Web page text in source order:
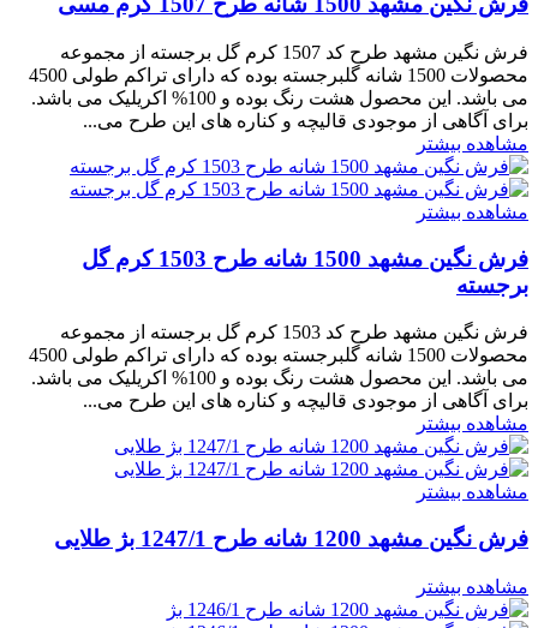
فرش نگین مشهد طرح کد 1507 کرم گل برجسته از مجموعه
محصولات 1500 شانه گلبرجسته بوده که دارای تراکم طولی 4500
می باشد. این محصول هشت رنگ بوده و 100% اکریلیک می باشد.
برای آگاهی از موجودی قالیچه و کناره های این طرح می...
مشاهده بیشتر
مشاهده بیشتر
فرش نگین مشهد 1500 شانه طرح 1503 کرم گل
برجسته
فرش نگین مشهد طرح کد 1503 کرم گل برجسته از مجموعه
محصولات 1500 شانه گلبرجسته بوده که دارای تراکم طولی 4500
می باشد. این محصول هشت رنگ بوده و 100% اکریلیک می باشد.
برای آگاهی از موجودی قالیچه و کناره های این طرح می...
مشاهده بیشتر
مشاهده بیشتر
فرش نگین مشهد 1200 شانه طرح 1247/1 بژ طلایی
مشاهده بیشتر